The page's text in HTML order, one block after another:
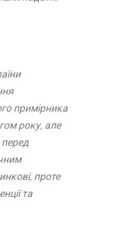
примірника
року, але
перед
проте
та